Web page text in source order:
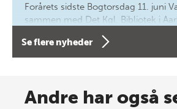
Forårets sidste Bogtorsdag 11. juni
sammen med Det Kgl. Bibliotek i
forfatterne bag vores nyes…
Spar op til 70% til
Se flere nyheder
Andre har også